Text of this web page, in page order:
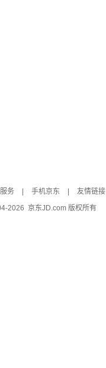
务 手机京东 友情链接
2026 京东JD.com 版权所有